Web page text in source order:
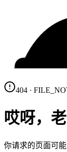
404 ·
哎呀，
你请求的页面可